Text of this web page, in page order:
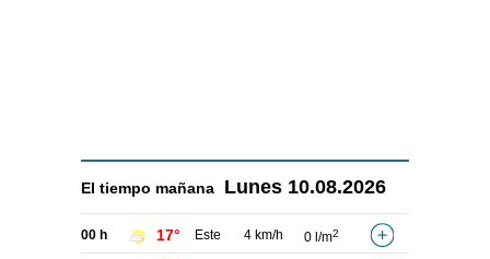
El tiempo mañana Lunes 10.08.2026
00 h 17° Este 4 km/h 0 l/m2